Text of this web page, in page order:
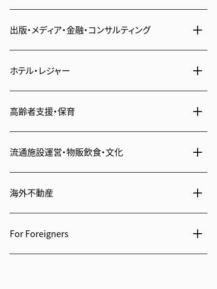
賃貸・売買物件情報
一括寮仲介
オフィス移転
不動産投資
住まい・暮らし情報
不動産オーナー様向け情報
人事・総務部向け不動産情報
コワーキングスペース
社宅代行
ビル管理
24時間コールセンター
出版・メディア・金融・コンサルティング
書籍・コミック
住宅ローン
不動産信託
不動産投資信託(J-REIT)
人材派遣・紹介
ホテル・レジャー
シティ・リゾートホテル
札幌・京都・沖縄
ビジネスホテル
府中・葛西・西葛西
日光温泉・川治温泉
信州・戸倉上山田温泉
茨城 ゴルフ場
カンボジア・ホテル
高齢者支援・保育
シニア総合窓口
流通施設運営・物販飲食・文化
和風レストラン
文化・美術館
相田みつを美術館
弘前れんが倉庫美術館
海外不動産
上海
For Foreigners